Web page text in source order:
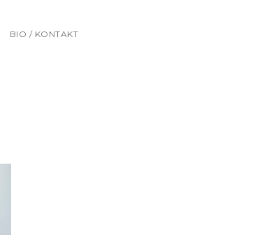
BIO / KONTAKT